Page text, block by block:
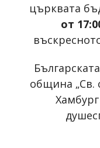
църквата
от
община „Св.